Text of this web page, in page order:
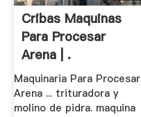
Cribas Maquinas
Para Procesar
Arena | .
Maquinaria Para Procesar
Arena ... trituradora y
molino de pidra. maquina